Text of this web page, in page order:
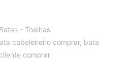
- Toalhas
cabeleireiro comprar, bata
comprar